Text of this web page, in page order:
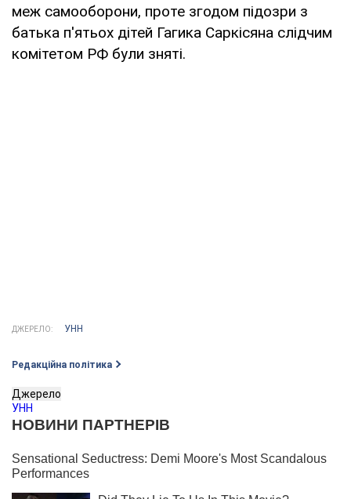
меж самооборони, проте згодом підозри з
батька п'ятьох дітей Гагика Саркісяна слідчим
комітетом РФ були зняті.
ДЖЕРЕЛО: УНН
Редакційна політика
Джерело
УНН